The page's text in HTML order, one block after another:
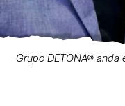
Grupo DETONA® anda